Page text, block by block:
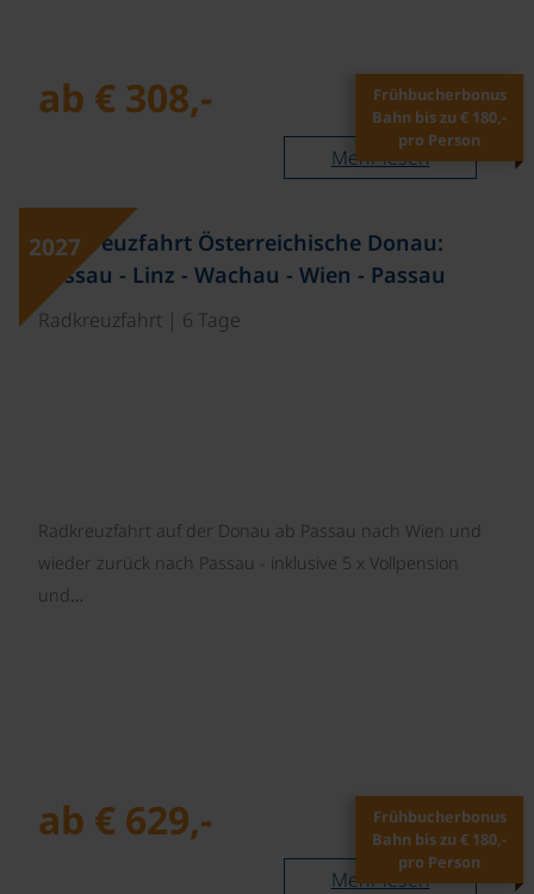
ab € 308,-
Mehr lesen
2027
Frühbucherbonus
Bahn bis zu € 180,-
pro Person
Radkreuzfahrt Österreichische Donau:
Passau - Linz - Wachau - Wien - Passau
Radkreuzfahrt | 6 Tage
Radkreuzfahrt auf der Donau ab Passau nach Wien und
wieder zurück nach Passau - inklusive 5 x Vollpension
und…
ab € 629,-
Mehr lesen
Frühbucherbonus
Bahn bis zu € 180,-
pro Person